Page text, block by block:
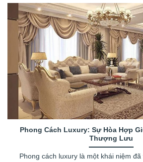
Phong Cách Luxury: Sự Hòa Hợp
Thượng Lưu
Phong cách luxury là một khái niệm